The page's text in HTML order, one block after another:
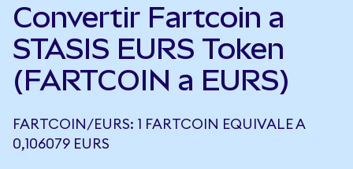
Convertir Fartcoin a
STASIS EURS Token
(FARTCOIN a EURS)
FARTCOIN/EURS: 1 FARTCOIN EQUIVALE A
0,106079 EURS